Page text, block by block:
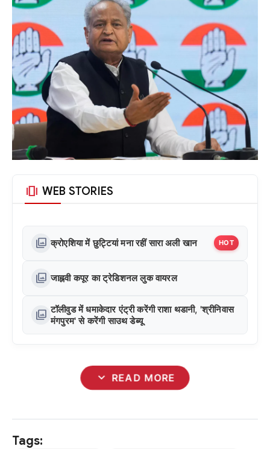
amp_stories WEB STORIES
photo_library क्रोएशिया में छुट्टियां मना रहीं सारा अली खान HOT
photo_library जाह्नवी कपूर का ट्रेडिशनल लुक वायरल
photo_library टॉलीवुड में धमाकेदार एंट्री करेंगी राशा थडानी, 'श्रीनिवास
मंगपुरम' से करेंगी साउथ डेब्यू
expand_more READ MORE
Tags: